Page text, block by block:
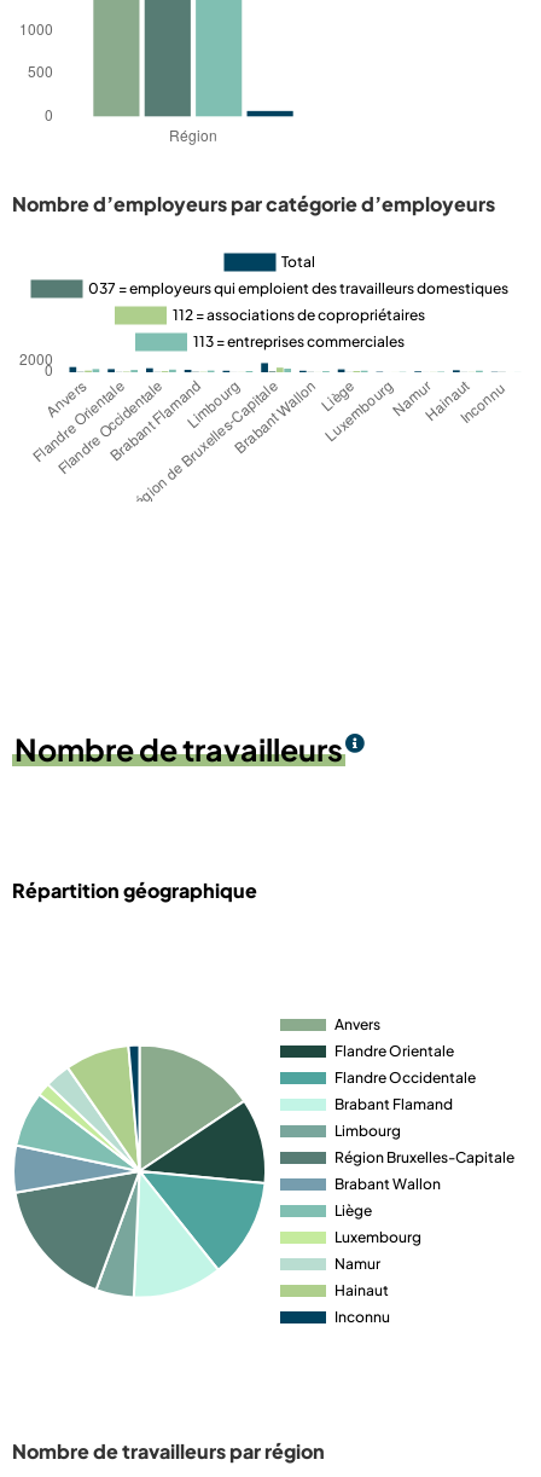
Nombre d’employeurs par catégorie d’employeurs
Nombre de travailleurs
Répartition géographique
Nombre de travailleurs par région